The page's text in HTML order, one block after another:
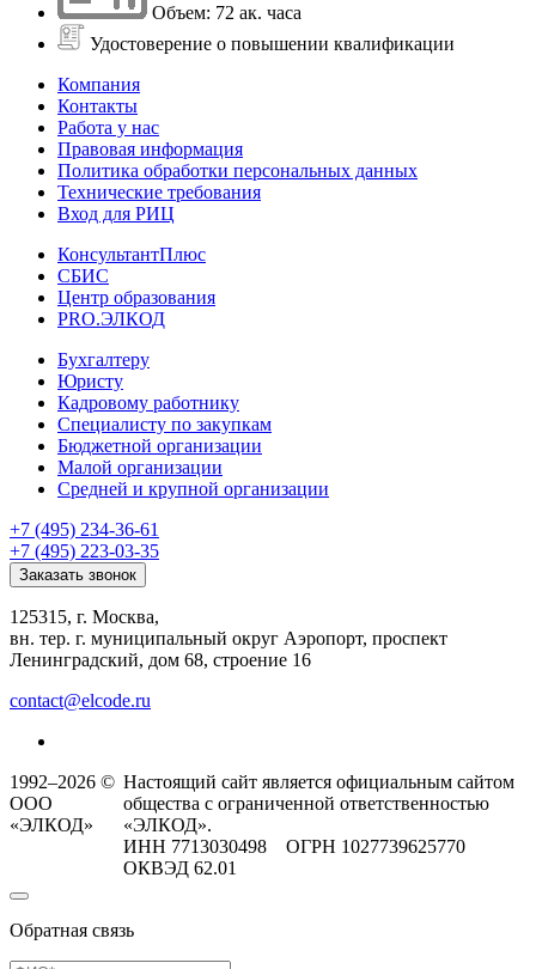
Объем: 72 ак. часа
Удостоверение о повышении квалификации
Компания
Контакты
Работа у нас
Правовая информация
Политика обработки персональных данных
Технические требования
Вход для РИЦ
КонсультантПлюс
СБИС
Центр образования
PRO.ЭЛКОД
Бухгалтеру
Юристу
Кадровому работнику
Специалисту по закупкам
Бюджетной организации
Малой организации
Средней и крупной организации
+7 (495) 234-36-61
+7 (495) 223-03-35
Заказать звонок
125315, г. Москва,
вн. тер. г. муниципальный округ Аэропорт, проспект
Ленинградский, дом 68, строение 16
contact@elcode.ru
1992–2026 ©
ООО
«ЭЛКОД»
Настоящий сайт является официальным сайтом
общества с ограниченной ответственностью
«ЭЛКОД».
ИНН 7713030498 ОГРН 1027739625770
ОКВЭД 62.01
Обратная связь